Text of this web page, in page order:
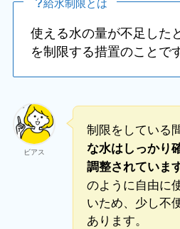
使える水の量が不足した
を制限する措置のことです
ビアス
制限をしている間
な水はしっかり
調整されていま
のように自由に
いため、少し不
あります。